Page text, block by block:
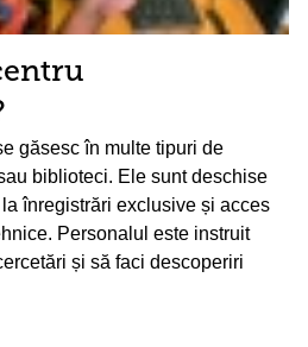
găsesc în multe tipuri de
biblioteci. Ele sunt deschise
înregistrări exclusive și acces
Personalul este instruit
și să faci descoperiri